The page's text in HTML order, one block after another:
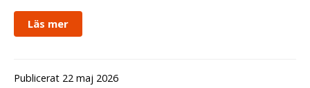
Läs mer
Publicerat 22 maj 2026